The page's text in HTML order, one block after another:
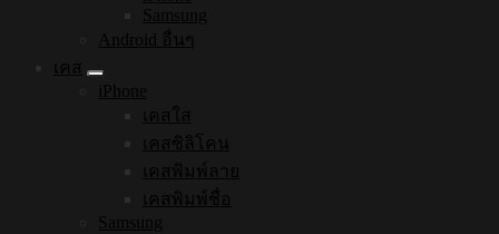
Samsung
Android อื่นๆ
เคส
iPhone
เคสใส
เคสซิลิโคน
เคสพิมพ์ลาย
เคสพิมพ์ชื่อ
Samsung